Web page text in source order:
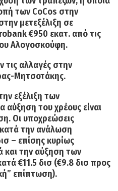
των CoCos στην
μετεξέλιξη σε
€950 εκατ. από τις
Αλογοσκούφη.
τις αλλαγές στην
Μητσοτάκης.
εξέλιξη των
αύξηση του χρέους είναι
Οι υποχρεώσεις
την ανάλωση
– επίσης κυρίως
και την αύξηση των
€11.5 δισ (€9.8 δισ προς
επίπτωση).